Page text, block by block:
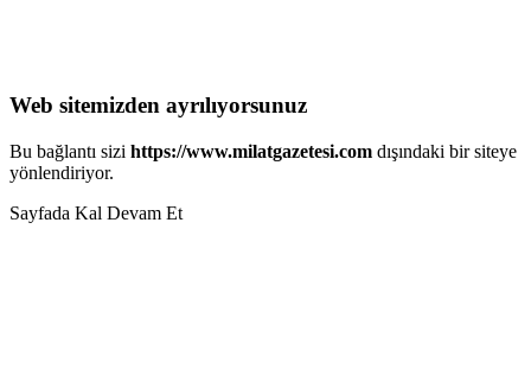
Web sitemizden ayrılıyorsunuz
Bu bağlantı sizi https://www.milatgazetesi.com dışındaki bir siteye
yönlendiriyor.
Sayfada Kal Devam Et